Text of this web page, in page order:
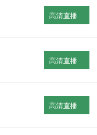
高清直播
高清直播
高清直播